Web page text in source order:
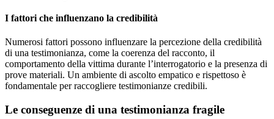
I fattori che influenzano la credibilità
Numerosi fattori possono influenzare la percezione della credibilità
di una testimonianza, come la coerenza del racconto, il
comportamento della vittima durante l’interrogatorio e la presenza di
prove materiali. Un ambiente di ascolto empatico e rispettoso è
fondamentale per raccogliere testimonianze credibili.
Le conseguenze di una testimonianza fragile